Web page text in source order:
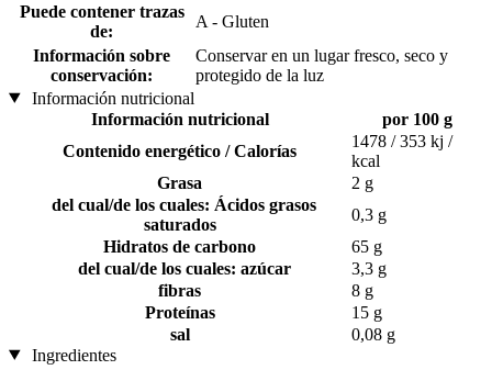
Puede contener trazas
de:
A - Gluten
Información sobre
conservación:
Conservar en un lugar fresco, seco y
protegido de la luz
Información nutricional
Información nutricional
por 100 g
Contenido energético / Calorías
1478 / 353 kj /
kcal
Grasa
2 g
del cual/de los cuales: Ácidos grasos
saturados
0,3 g
Hidratos de carbono
65 g
del cual/de los cuales: azúcar
3,3 g
fibras
8 g
Proteínas
15 g
sal
0,08 g
Ingredientes